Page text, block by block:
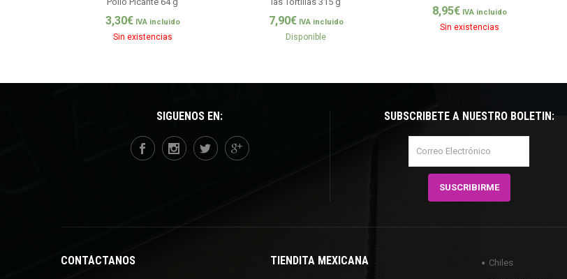
3,30€ IVA incluido
Sin existencias
7,90€ IVA incluido
Disponible
8,95€ IVA incluido
Sin existencias
SÍGUENOS EN: SUBSCRÍBETE A NUESTRO BOLETÍN:
CONTÁCTANOS TIENDITA MEXICANA Chiles